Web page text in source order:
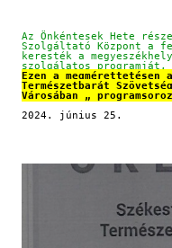
Az Önkéntesek Hete
Szolgáltató Központ a
keresték a
szolgálatos
Ezen a megmérettetésen
Természetbarát
Városában „
2024. június 25.